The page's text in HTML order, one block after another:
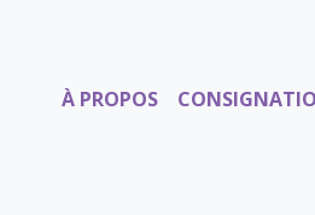
À PROPOS